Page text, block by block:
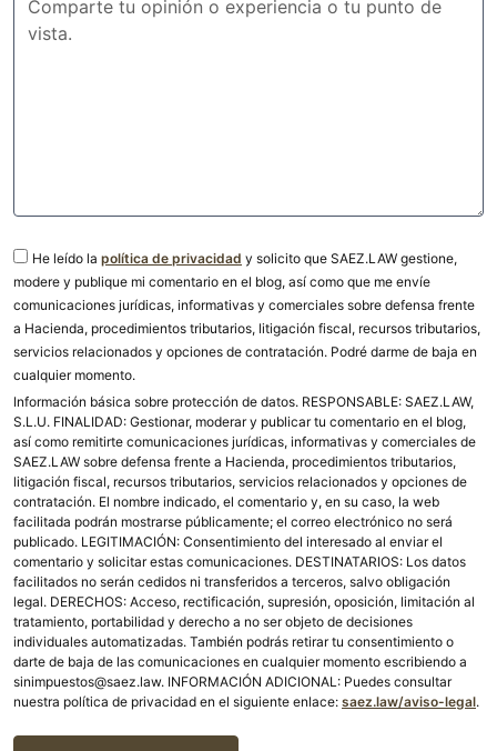
He leído la política de privacidad y solicito que SAEZ.LAW gestione,
modere y publique mi comentario en el blog, así como que me envíe
comunicaciones jurídicas, informativas y comerciales sobre defensa frente
a Hacienda, procedimientos tributarios, litigación fiscal, recursos tributarios,
servicios relacionados y opciones de contratación. Podré darme de baja en
cualquier momento.
Información básica sobre protección de datos. RESPONSABLE: SAEZ.LAW,
S.L.U. FINALIDAD: Gestionar, moderar y publicar tu comentario en el blog,
así como remitirte comunicaciones jurídicas, informativas y comerciales de
SAEZ.LAW sobre defensa frente a Hacienda, procedimientos tributarios,
litigación fiscal, recursos tributarios, servicios relacionados y opciones de
contratación. El nombre indicado, el comentario y, en su caso, la web
facilitada podrán mostrarse públicamente; el correo electrónico no será
publicado. LEGITIMACIÓN: Consentimiento del interesado al enviar el
comentario y solicitar estas comunicaciones. DESTINATARIOS: Los datos
facilitados no serán cedidos ni transferidos a terceros, salvo obligación
legal. DERECHOS: Acceso, rectificación, supresión, oposición, limitación al
tratamiento, portabilidad y derecho a no ser objeto de decisiones
individuales automatizadas. También podrás retirar tu consentimiento o
darte de baja de las comunicaciones en cualquier momento escribiendo a
sinimpuestos@saez.law. INFORMACIÓN ADICIONAL: Puedes consultar
nuestra política de privacidad en el siguiente enlace: saez.law/aviso-legal.